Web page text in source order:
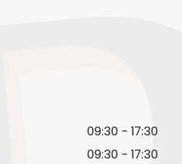
09:30 - 17:30
09:30 - 17:30